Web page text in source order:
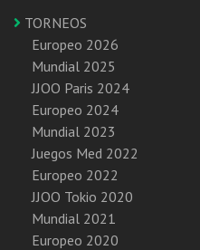
TORNEOS
Europeo 2026
Mundial 2025
JJOO Paris 2024
Europeo 2024
Mundial 2023
Juegos Med 2022
Europeo 2022
JJOO Tokio 2020
Mundial 2021
Europeo 2020